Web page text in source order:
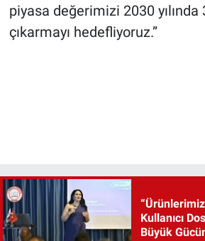
piyasa değerimizi 2030
çıkarmayı hedefliyoruz.”
Kullanıcı
Büyük